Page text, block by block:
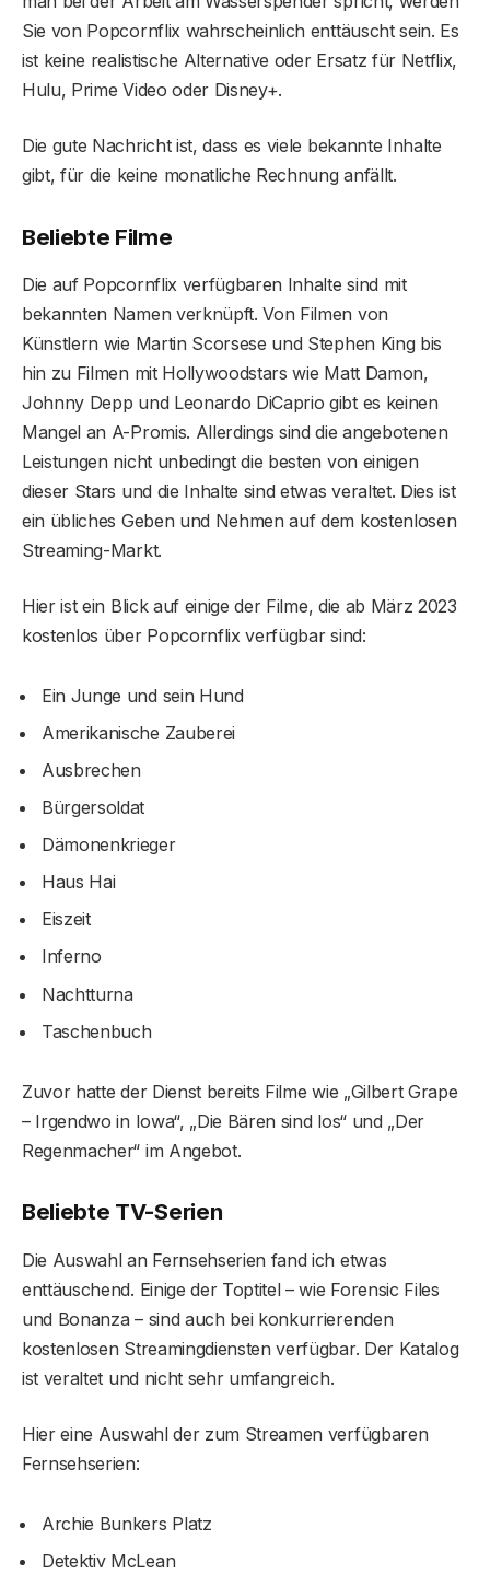
Sie von Popcornflix wahrscheinlich enttäuscht sein. Es
ist keine realistische Alternative oder Ersatz für Netflix,
Hulu, Prime Video oder Disney+.
Die gute Nachricht ist, dass es viele bekannte Inhalte
gibt, für die keine monatliche Rechnung anfällt.
Beliebte Filme
Die auf Popcornflix verfügbaren Inhalte sind mit
bekannten Namen verknüpft. Von Filmen von
Künstlern wie Martin Scorsese und Stephen King bis
hin zu Filmen mit Hollywoodstars wie Matt Damon,
Johnny Depp und Leonardo DiCaprio gibt es keinen
Mangel an A-Promis. Allerdings sind die angebotenen
Leistungen nicht unbedingt die besten von einigen
dieser Stars und die Inhalte sind etwas veraltet. Dies ist
ein übliches Geben und Nehmen auf dem kostenlosen
Streaming-Markt.
Hier ist ein Blick auf einige der Filme, die ab März 2023
kostenlos über Popcornflix verfügbar sind:
Ein Junge und sein Hund
Amerikanische Zauberei
Ausbrechen
Bürgersoldat
Dämonenkrieger
Haus Hai
Eiszeit
Inferno
Nachtturna
Taschenbuch
Zuvor hatte der Dienst bereits Filme wie „Gilbert Grape
– Irgendwo in Iowa“, „Die Bären sind los“ und „Der
Regenmacher“ im Angebot.
Beliebte TV-Serien
Die Auswahl an Fernsehserien fand ich etwas
enttäuschend. Einige der Toptitel – wie Forensic Files
und Bonanza – sind auch bei konkurrierenden
kostenlosen Streamingdiensten verfügbar. Der Katalog
ist veraltet und nicht sehr umfangreich.
Hier eine Auswahl der zum Streamen verfügbaren
Fernsehserien:
Archie Bunkers Platz
Detektiv McLean